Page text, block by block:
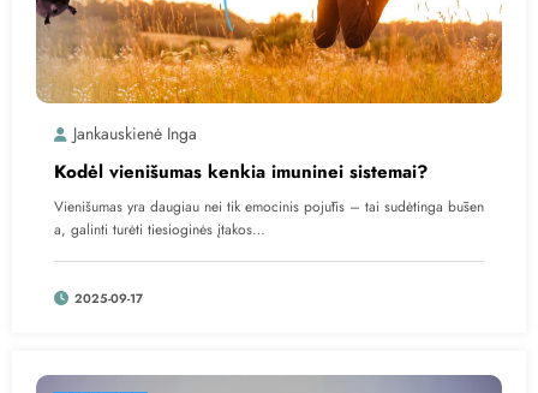
Jankauskienė Inga
Kodėl vienišumas kenkia imuninei sistemai?
Vienišumas yra daugiau nei tik emocinis pojūtis – tai sudėtinga būsen
a, galinti turėti tiesioginės įtakos…
2025-09-17